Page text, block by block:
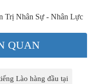
Trị Nhân Sự - Nhân Lực
QUAN
Lào hàng đầu tại